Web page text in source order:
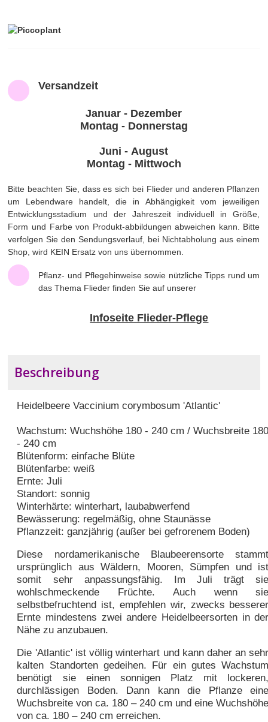
Versandzeit
Januar - Dezember
Montag - Donnerstag
Juni - August
Montag - Mittwoch
Bitte beachten Sie, dass es sich bei Flieder und anderen Pflanzen
um Lebendware handelt, die in Abhängigkeit vom jeweiligen
Entwicklungsstadium und der Jahreszeit individuell in Größe,
Form und Farbe von Produkt-abbildungen abweichen kann. Bitte
verfolgen Sie den Sendungsverlauf, bei Nichtabholung aus einem
Shop, wird KEIN Ersatz von uns übernommen.
Pflanz- und Pflegehinweise sowie nützliche Tipps rund um
das Thema Flieder finden Sie auf unserer
Infoseite Flieder-Pflege
Beschreibung
Heidelbeere Vaccinium corymbosum 'Atlantic'
Wachstum: Wuchshöhe 180 - 240 cm / Wuchsbreite
- 240 cm
Blütenform: einfache Blüte
Blütenfarbe: weiß
Ernte: Juli
Standort: sonnig
Winterhärte: winterhart, laubabwerfend
Bewässerung: regelmäßig, ohne Staunässe
Pflanzzeit: ganzjährig (außer bei gefrorenem Boden)
Diese nordamerikanische Blaubeerensorte
ursprünglich aus Wäldern, Mooren, Sümpfen und
somit sehr anpassungsfähig. Im Juli trägt
wohlschmeckende Früchte. Auch wenn
selbstbefruchtend ist, empfehlen wir, zwecks
Ernte mindestens zwei andere Heidelbeersorten in
Nähe zu anzubauen.
Die 'Atlantic' ist völlig winterhart und kann daher an
kalten Standorten gedeihen. Für ein gutes
benötigt sie einen sonnigen Platz mit
durchlässigen Boden. Dann kann die Pflanze
Wuchsbreite von ca. 180 – 240 cm und eine
von ca. 180 – 240 cm erreichen.